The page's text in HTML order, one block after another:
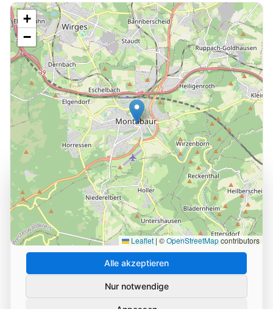
Cookie-Einstellungen
Wir verwenden Cookies und ähnliche Technologien, um
die Nutzung unserer Website zu analysieren und zu
verbessern. Durch Ihre Zustimmung helfen Sie uns,
unseren Service zu optimieren.
Alle akzeptieren
Nur notwendige
+
−
Leaflet | ©OpenStreetMapcontributors